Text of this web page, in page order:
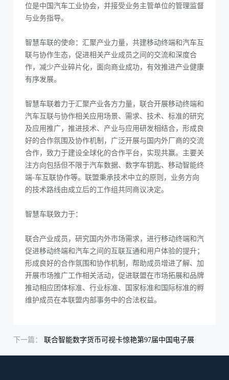
位是中国汽车工业协会，并接受业务主管单位的管理监督
与业务指导。
智慧车联的使命：汇聚产业力量，共建移动终端和汽车互
联与协作生态，促进相关产业成员之间的交流和深度合
作，减少产业碎片化，面向商业成功，有效推进产业健康
有序发展。
智慧车联着力于汇聚产业各方力量，联合开展移动终端和
汽车互联与协作相关应用场景、需求、技术、标准的研究
及应用推广，推进技术、产业与应用研发相结合，形成良
好的合作氛围及协作机制，广泛开展与国内外厂商的交流
合作，致力于建设全球化的合作平台，实现共赢。主要关
注方向包括但不限于汽车数据、数字车钥匙、移动智能终
端-车互联协作等。联盟秉承技术中立的原则，业务方向
的技术路线由成立后的工作组共同商议决定。
智慧车联致力于：
联合产业成员，研究国内外市场需求，进行移动终端和汽车互
促进移动终端和汽车之间的互联互通和用户体验的提升；
形成良好的合作氛围和协作机制，帮助成员增进了解、加强合
开展市场推广工作相关活动，促进联盟在市场拓展和品牌推广
推动相应团体标准、行业标准、国家标准和国际标准的孵化与落
维护成员在本联盟内部事务中的合法权益。
下一篇： 联合智能数字货币可视卡惊艳第97届中国电子展